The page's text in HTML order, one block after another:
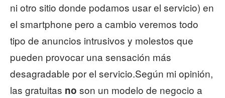
ni otro sitio donde podamos usar el servicio) en
el smartphone pero a cambio veremos todo
tipo de anuncios intrusivos y molestos que
pueden provocar una sensación más
desagradable por el servicio.Según mi opinión,
las gratuitas no son un modelo de negocio a